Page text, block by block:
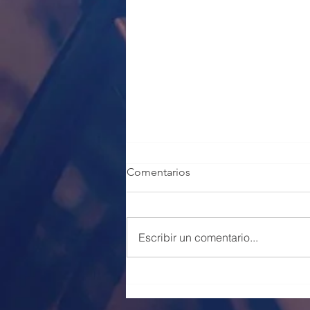
Comentarios
Escribir un comentario...